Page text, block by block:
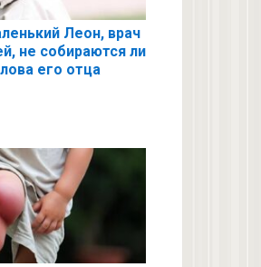
Леон, врач
не собираются ли
его отца